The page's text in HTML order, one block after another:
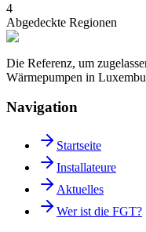
4
Abgedeckte Regionen
Die Referenz, um
Wärmepumpen in
Navigation
Startseite
Installateure
Aktuelles
Wer ist die FGT?